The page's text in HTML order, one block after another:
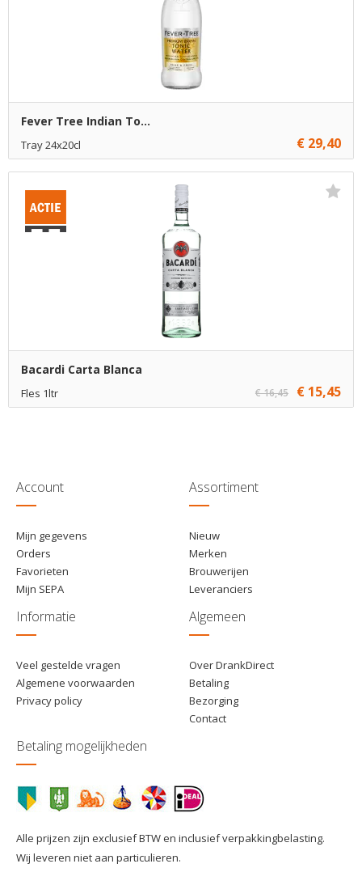
Fever Tree Indian To...
Tray 24x20cl € 29,40
€ 28,90
Bacardi Carta Blanca
Fles 1ltr € 16,45 € 15,45
Account
Mijn gegevens
Orders
Favorieten
Mijn SEPA
Assortiment
Nieuw
Merken
Brouwerijen
Leveranciers
Informatie
Veel gestelde vragen
Algemene voorwaarden
Privacy policy
Algemeen
Over DrankDirect
Betaling
Bezorging
Contact
Betaling mogelijkheden
Alle prijzen zijn exclusief BTW en inclusief verpakkingbelasting.
Wij leveren niet aan particulieren.